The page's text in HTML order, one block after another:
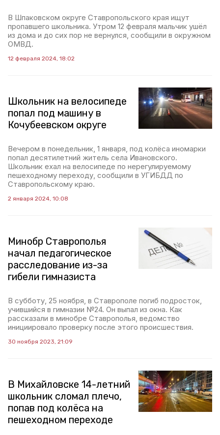
В Шпаковском округе Ставропольского края ищут
пропавшего школьника. Утром 12 февраля мальчик ушёл
из дома и до сих пор не вернулся, сообщили в окружном
ОМВД.
12 февраля 2024, 18:02
Школьник на велосипеде
попал под машину в
Кочубеевском округе
Вечером в понедельник, 1 января, под колёса иномарки
попал десятилетний житель села Ивановского.
Школьник ехал на велосипеде по нерегулируемому
пешеходному переходу, сообщили в УГИБДД по
Ставропольскому краю.
2 января 2024, 10:08
Минобр Ставрополья
начал педагогическое
расследование из-за
гибели гимназиста
В субботу, 25 ноября, в Ставрополе погиб подросток,
учившийся в гимназии №24. Он выпал из окна. Как
рассказали в минобре Ставрополья, ведомство
инициировало проверку после этого происшествия.
30 ноября 2023, 21:09
В Михайловске 14-летний
школьник сломал плечо,
попав под колёса на
пешеходном переходе